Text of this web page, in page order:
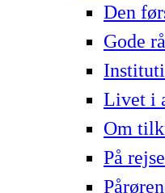
Den
Gode
Livet i
Om
På